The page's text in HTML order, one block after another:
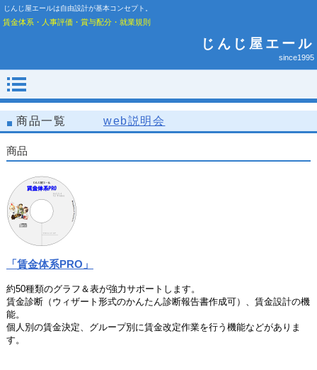
じんじ屋エールは自由設計が基本コンセプト。
賃金体系・人事評価・賞与配分・就業規則
じんじ屋エール
since1995
商品一覧 web説明会
商品
「賃金体系PRO」
約50種類のグラフ＆表が強力サポートします。
賃金診断（ウィザート形式のかんたん診断報告書作成可）、賃金設計の機
能。
個人別の賃金決定、グループ別に賃金改定作業を行う機能などがありま
す。